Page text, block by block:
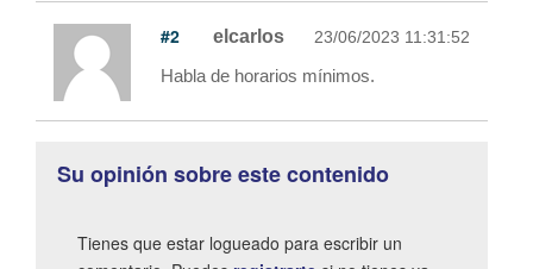
#2 elcarlos 23/06/2023 11:31:52
Habla de horarios mínimos.
Su opinión sobre este contenido
Tienes que estar logueado para escribir un